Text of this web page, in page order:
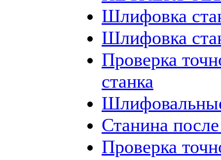
Шлифовка
Шлифовка
Проверка
станка
Станина
Проверка